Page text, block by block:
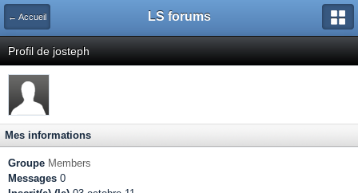
← Accueil LS forums
Profil de josteph
Mes informations
Groupe Members
Messages 0